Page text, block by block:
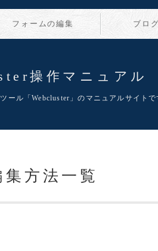
操作マニュアル
ール「Webcluster」のマニュアルサイトで
フォームの編集 ブロ
集方法一覧